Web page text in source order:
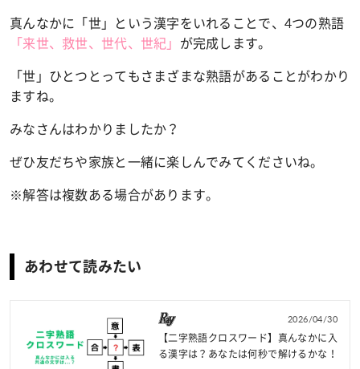
真んなかに「世」という漢字をいれることで、4つの熟語
「来世、救世、世代、世紀」 が完成します。
「世」ひとつとってもさまざまな熟語があることがわかり
ますね。
みなさんはわかりましたか？
ぜひ友だちや家族と一緒に楽しんでみてくださいね。
※解答は複数ある場合があります。
あわせて読みたい
2026/04/30
【二字熟語クロスワード】真んなかに入
る漢字は？あなたは何秒で解けるかな！